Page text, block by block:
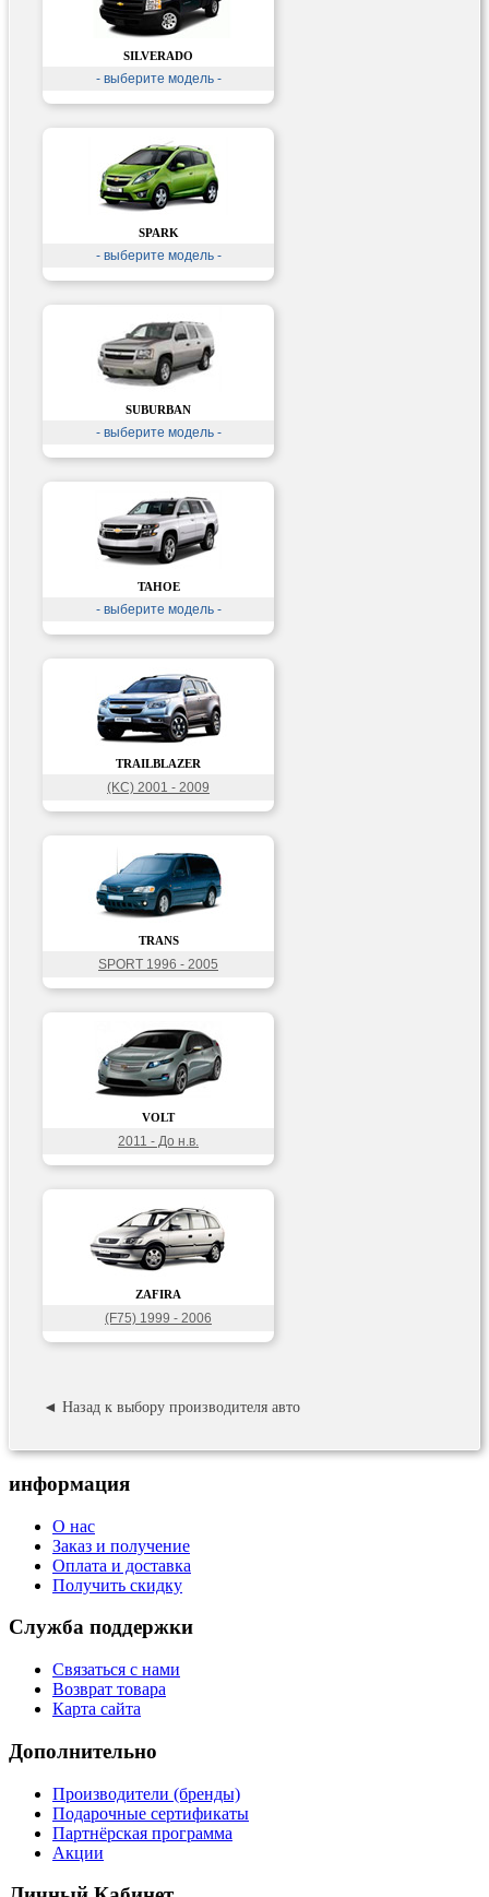
SILVERADO
- выберите модель -
SPARK
- выберите модель -
SUBURBAN
- выберите модель -
TAHOE
- выберите модель -
TRAILBLAZER
(KC) 2001 - 2009
TRANS
SPORT 1996 - 2005
VOLT
2011 - До н.в.
ZAFIRA
(F75) 1999 - 2006
◄ Назад к выбору производителя авто
информация
О нас
Заказ и получение
Оплата и доставка
Получить скидку
Служба поддержки
Связаться с нами
Возврат товара
Карта сайта
Дополнительно
Производители (бренды)
Подарочные сертификаты
Партнёрская программа
Акции